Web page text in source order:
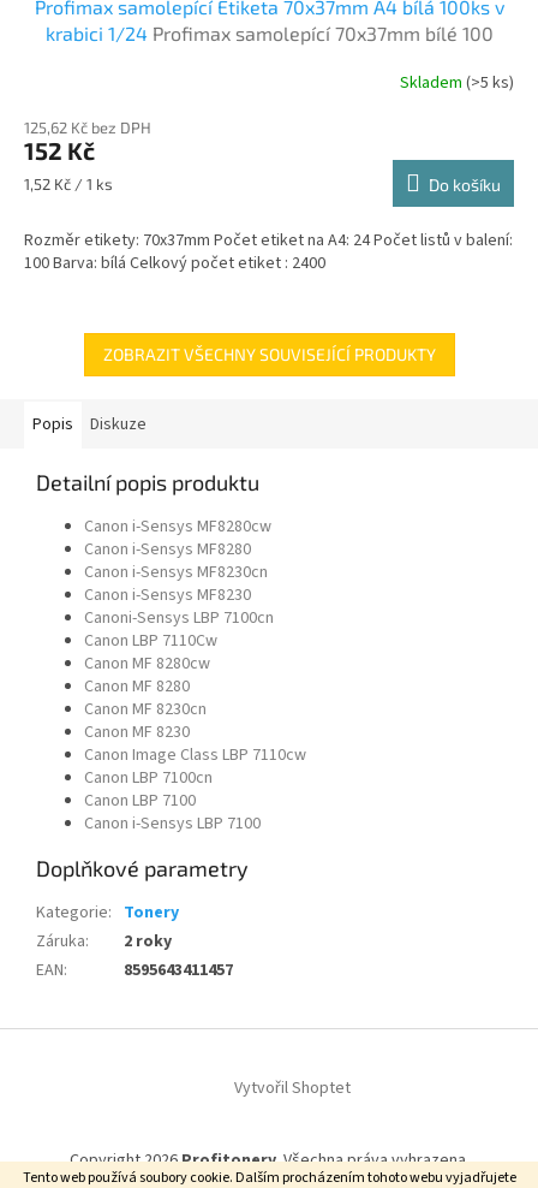
Tento web používá soubory cookie. Dalším procházením tohoto webu vyjadřujete
Profimax samolepící Etiketa 70x37mm A4 bílá 100ks v
krabici 1/24 Profimax samolepící 70x37mm bílé 100
Skladem (>5 ks)
125,62 Kč bez DPH
152 Kč
Měrná
1,52 Kč / 1 ks Do košíku
Rozměr etikety: 70x37mm Počet etiket na A4: 24 Počet listů v balení:
100 Barva: bílá Celkový počet etiket : 2400
ZOBRAZIT VŠECHNY SOUVISEJÍCÍ PRODUKTY
Popis Diskuze
Detailní popis produktu
Canon i-Sensys MF8280cw
Canon i-Sensys MF8280
Canon i-Sensys MF8230cn
Canon i-Sensys MF8230
Canoni-Sensys LBP 7100cn
Canon LBP 7110Cw
Canon MF 8280cw
Canon MF 8280
Canon MF 8230cn
Canon MF 8230
Canon Image Class LBP 7110cw
Canon LBP 7100cn
Canon LBP 7100
Canon i-Sensys LBP 7100
Doplňkové parametry
Kategorie: Tonery
Záruka:
2 roky
EAN: 8595643411457
Vytvořil Shoptet
Copyright 2026Profitonery. Všechna práva vyhrazena.